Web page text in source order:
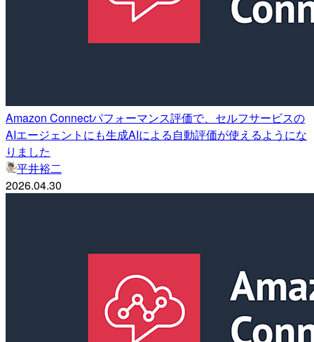
Amazon Connectパフォーマンス評価で、セルフサービスの
AIエージェントにも生成AIによる自動評価が使えるようにな
りました
平井裕二
2026.04.30